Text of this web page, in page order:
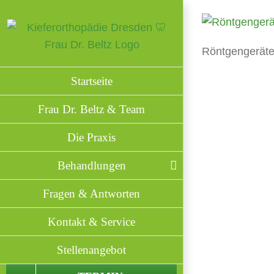
Inhalt
Startseite
Frau Dr. Beltz & Team
Die Praxis
Behandlungen
Fragen & Antworten
Kontakt & Service
Stellenangebot